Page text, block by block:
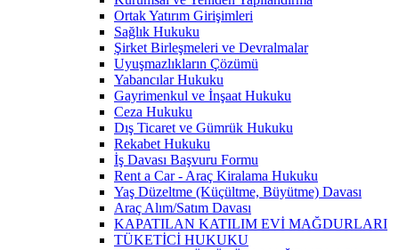
Ortak Yatırım Girişimleri
Sağlık Hukuku
Şirket Birleşmeleri ve Devralmalar
Uyuşmazlıkların Çözümü
Yabancılar Hukuku
Gayrimenkul ve İnşaat Hukuku
Ceza Hukuku
Dış Ticaret ve Gümrük Hukuku
Rekabet Hukuku
İş Davası Başvuru Formu
Rent a Car - Araç Kiralama Hukuku
Yaş Düzeltme (Küçültme, Büyütme) Davası
Araç Alım/Satım Davası
KAPATILAN KATILIM EVİ MAĞDURLARI
TÜKETİCİ HUKUKU